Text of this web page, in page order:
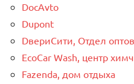
DocAvto
Dupont
DвериСити, Отдел
EcoCar Wash, центр
Fazenda, дом отдыха